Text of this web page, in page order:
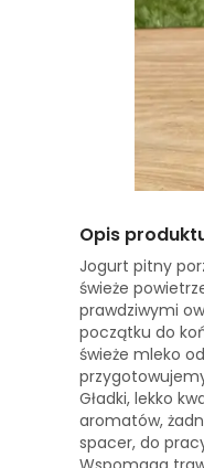
Opis
Jogurt pitny
świeże
prawdziwymi
początku do
świeże mleko
Gładki, lekko
aromatów,
spacer, do